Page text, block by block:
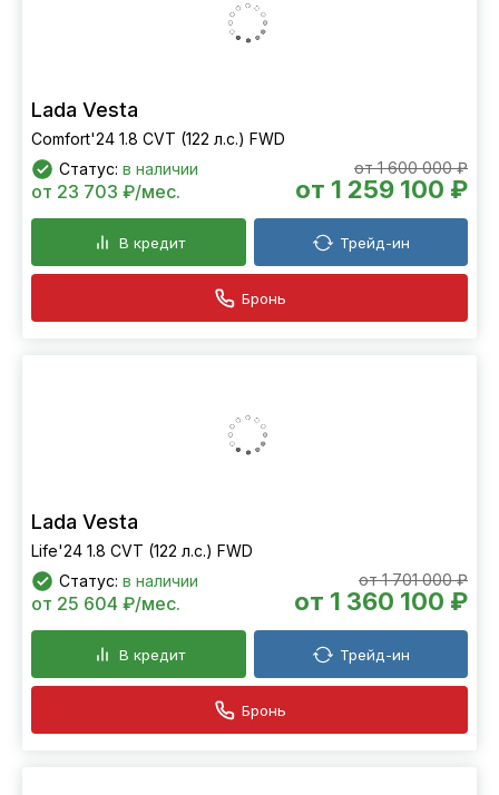
Lada Vesta
Comfort'24 1.8 CVT (122 л.с.) FWD
Статус: в наличии от 1 600 000 ₽
от 1 259 100 ₽
от 23 703 ₽/мес.
В кредит Трейд-ин
Бронь
Lada Vesta
Life'24 1.8 CVT (122 л.с.) FWD
Статус: в наличии от 1 701 000 ₽
от 1 360 100 ₽
от 25 604 ₽/мес.
В кредит Трейд-ин
Бронь